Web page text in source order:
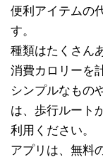
便利アイテムの
す。
種類はたくさん
消費カロリーを
シンプルなもの
は、歩行ルート
利用ください。
アプリは、無料